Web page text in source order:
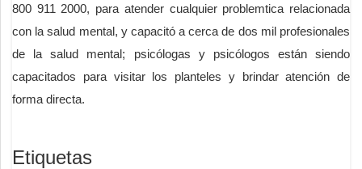
800 911 2000, para atender cualquier problemtica relacionada
con la salud mental, y capacitó a cerca de dos mil profesionales
de la salud mental; psicólogas y psicólogos están siendo
capacitados para visitar los planteles y brindar atención de
forma directa.
Etiquetas